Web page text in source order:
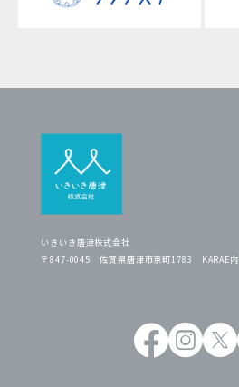
いきいき唐津株式会社
〒847-0045 佐賀県唐津市京町1783 KARAE内